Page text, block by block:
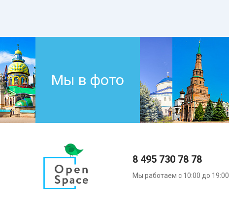
Мы в фото
8 495 730 78 78
Мы работаем с 10:00 до 19:00